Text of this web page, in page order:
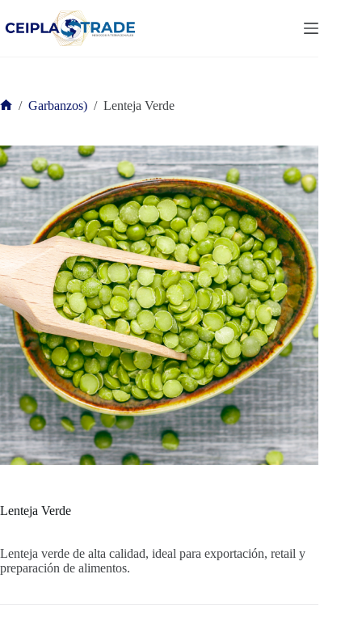
al
contenido
/ Garbanzos) / Lenteja Verde
Lenteja Verde
Lenteja verde de alta calidad, ideal para exportación, retail y
preparación de alimentos.